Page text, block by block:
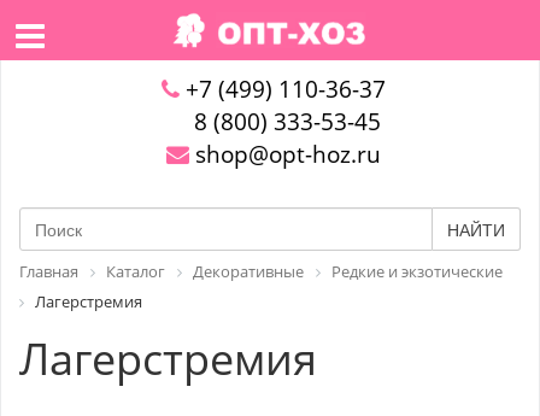
+7 (499) 110-36-37
8 (800) 333-53-45
shop@opt-hoz.ru
НАЙТИ
Главная Каталог Декоративные
Редкие и экзотические
Лагерстремия
Лагерстремия